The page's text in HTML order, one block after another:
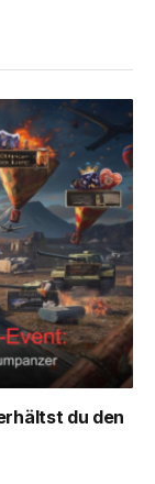
du den